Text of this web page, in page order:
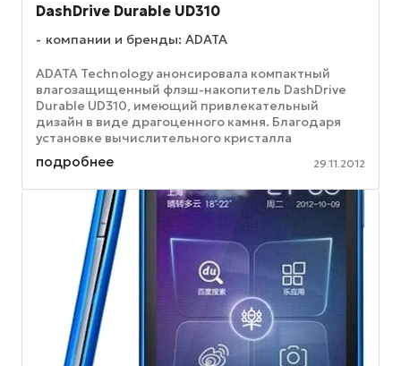
DashDrive Durable UD310
компании и бренды: ADATA
ADATA Technology анонсировала компактный
влагозащищенный флэш-накопитель DashDrive
Durable UD310, имеющий привлекательный
дизайн в виде драгоценного камня. Благодаря
установке вычислительного кристалла
непосредственно на плате (техпроцесс ...
подробнее 29.11.2012